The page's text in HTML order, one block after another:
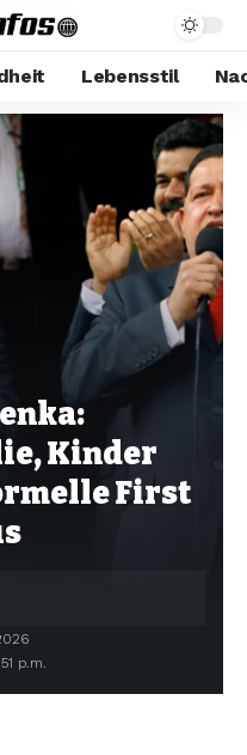
Lebensstil
Kinder
First
p.m.